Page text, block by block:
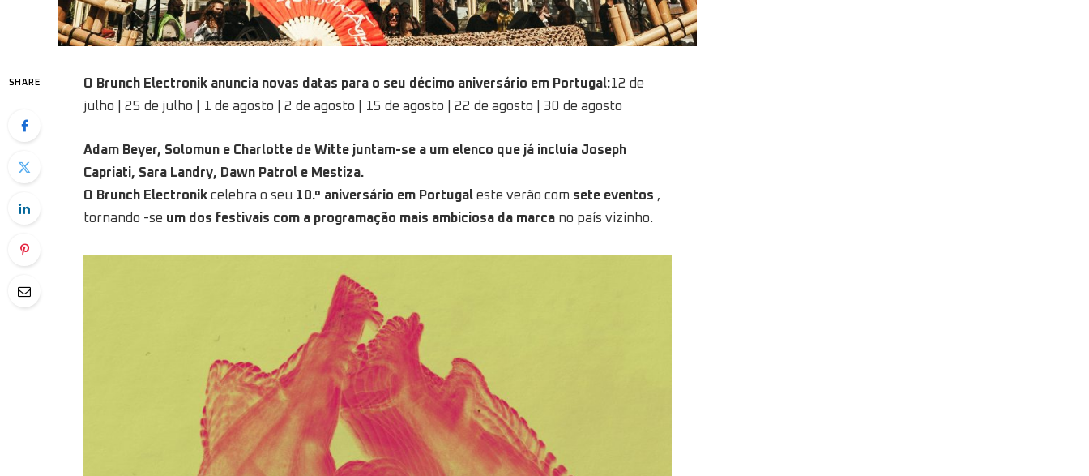
SHARE O Brunch Electronik anuncia novas datas para o seu décimo aniversário em Portugal:12 de
julho | 25 de julho | 1 de agosto | 2 de agosto | 15 de agosto | 22 de agosto | 30 de agosto
Adam Beyer, Solomun e Charlotte de Witte juntam-se a um elenco que já incluía Joseph
Capriati, Sara Landry, Dawn Patrol e Mestiza.
O Brunch Electronik celebra o seu 10.º aniversário em Portugal este verão com sete eventos ,
tornando -se um dos festivais com a programação mais ambiciosa da marca no país vizinho.